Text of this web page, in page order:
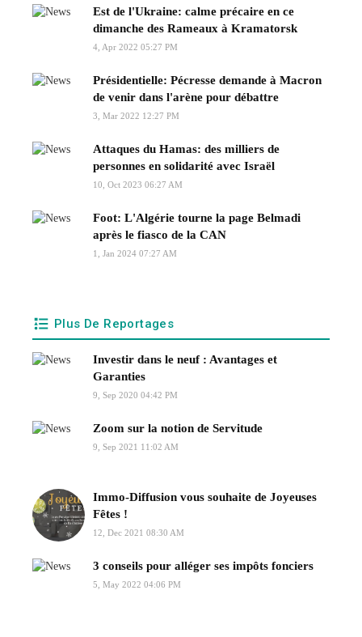
Est de l'Ukraine: calme précaire en ce
dimanche des Rameaux à Kramatorsk
4, Apr 2022 05:27 PM
Présidentielle: Pécresse demande à Macron
de venir dans l'arène pour débattre
3, Mar 2022 12:27 PM
Attaques du Hamas: des milliers de
personnes en solidarité avec Israël
10, Oct 2023 06:27 AM
Foot: L'Algérie tourne la page Belmadi
après le fiasco de la CAN
1, Jan 2024 07:27 AM
Plus De Reportages
Investir dans le neuf : Avantages et
Garanties
9, Sep 2020 04:42 PM
Zoom sur la notion de Servitude
9, Sep 2021 11:02 AM
Immo-Diffusion vous souhaite de Joyeuses
Fêtes !
12, Dec 2021 08:30 AM
3 conseils pour alléger ses impôts fonciers
5, May 2022 04:06 PM